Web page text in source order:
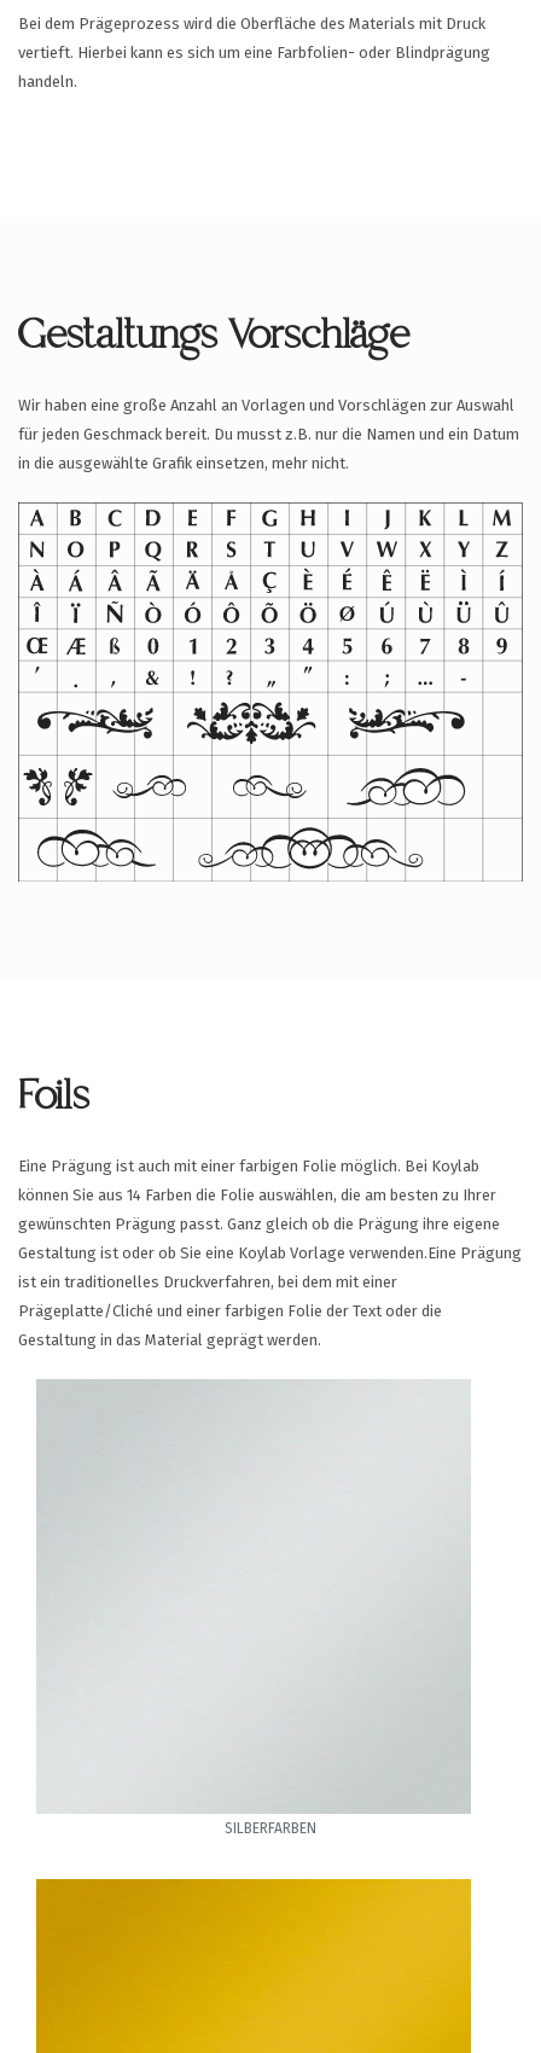
Bei dem Prägeprozess wird die Oberfläche des Materials mit Druck
vertieft. Hierbei kann es sich um eine Farbfolien- oder Blindprägung
handeln.
Gestaltungs Vorschläge
Wir haben eine große Anzahl an Vorlagen und Vorschlägen zur Auswahl
für jeden Geschmack bereit. Du musst z.B. nur die Namen und ein Datum
in die ausgewählte Grafik einsetzen, mehr nicht.
Foils
Eine Prägung ist auch mit einer farbigen Folie möglich. Bei Koylab
können Sie aus 14 Farben die Folie auswählen, die am besten zu Ihrer
gewünschten Prägung passt. Ganz gleich ob die Prägung ihre eigene
Gestaltung ist oder ob Sie eine Koylab Vorlage verwenden.Eine Prägung
ist ein traditionelles Druckverfahren, bei dem mit einer
Prägeplatte/Cliché und einer farbigen Folie der Text oder die
Gestaltung in das Material geprägt werden.
SILBERFARBEN